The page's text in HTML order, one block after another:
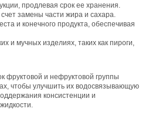
продлевая срок ее хранения.
замены части жира и сахара.
и конечного продукта, обеспечивая
и мучных изделиях, таких как пироги,
фруктовой и нефруктовой группы
чтобы улучшить их водосвязывающую
консистенции и